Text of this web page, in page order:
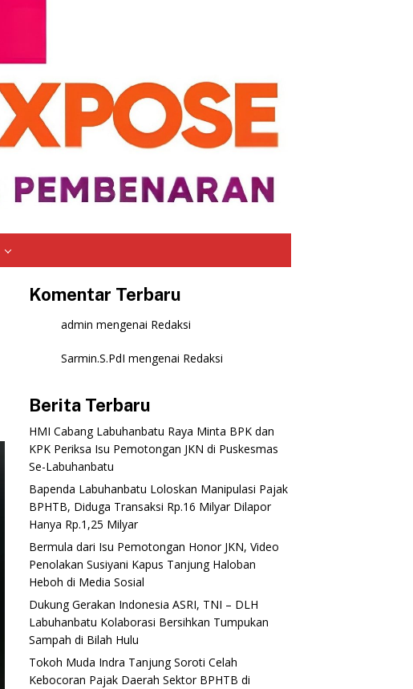
Komentar Terbaru
admin mengenai Redaksi
Sarmin.S.PdI mengenai Redaksi
Berita Terbaru
‎HMI Cabang Labuhanbatu Raya Minta BPK dan
KPK Periksa Isu Pemotongan JKN di Puskesmas
Se-Labuhanbatu‎‎
‎Bapenda Labuhanbatu Loloskan Manipulasi Pajak
BPHTB, Diduga Transaksi Rp.16 Milyar Dilapor
Hanya Rp.1,25 Milyar
‎Bermula dari Isu Pemotongan Honor JKN, Video
Penolakan Susiyani Kapus Tanjung Haloban
Heboh di Media Sosial‎‎‎‎
‎Dukung Gerakan Indonesia ASRI, TNI – DLH
Labuhanbatu Kolaborasi Bersihkan Tumpukan
Sampah di Bilah Hulu
‎Tokoh Muda Indra Tanjung Soroti Celah
Kebocoran Pajak Daerah Sektor BPHTB di